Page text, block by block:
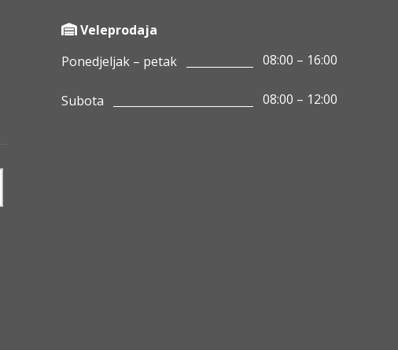
Veleprodaja
Ponedjeljak – petak
08:00 – 16:00
Subota 08:00 – 12:00